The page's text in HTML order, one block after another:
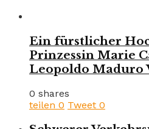
Ein fürstlicher
Prinzessin Marie
Leopoldo Maduro
0 shares
teilen 0 Tweet 0